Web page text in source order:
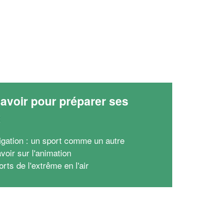
pour préparer ses
: un sport comme un autre
sur l'animation
de l'extrême en l'air